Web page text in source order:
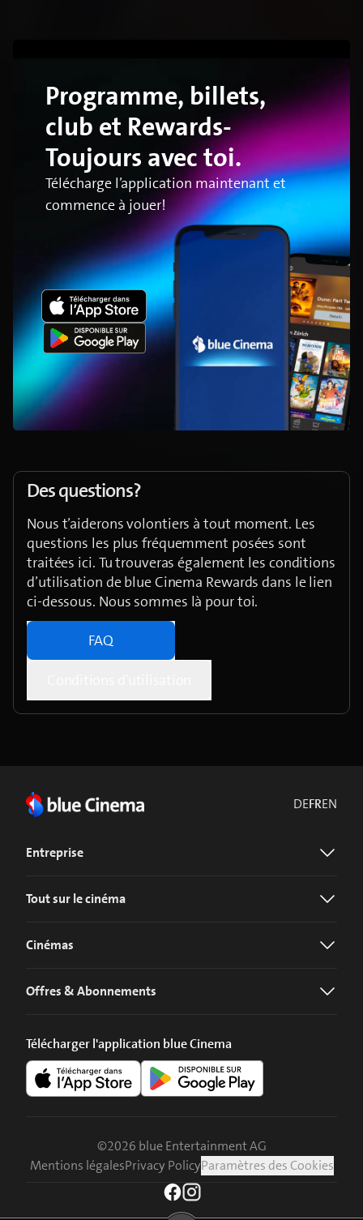
Programme, billets,
club et Rewards-
Toujours avec toi.
Télécharge l’application maintenant et
commence à jouer!
Des questions?
Nous t’aiderons volontiers à tout moment. Les
questions les plus fréquemment posées sont
traitées ici. Tu trouveras également les conditions
d’utilisation de blue Cinema Rewards dans le lien
ci-dessous. Nous sommes là pour toi.
FAQ
DEFREN
Entreprise
Tout sur le cinéma
Cinémas
Offres & Abonnements
Télécharger l'application blue Cinema
©2026 blue Entertainment AG
Mentions légalesPrivacy PolicyParamètres des Cookies